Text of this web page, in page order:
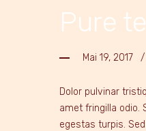
Pure
Mai 19, 2017
Dolor pulvinar
amet fringilla odio.
egestas turpis.